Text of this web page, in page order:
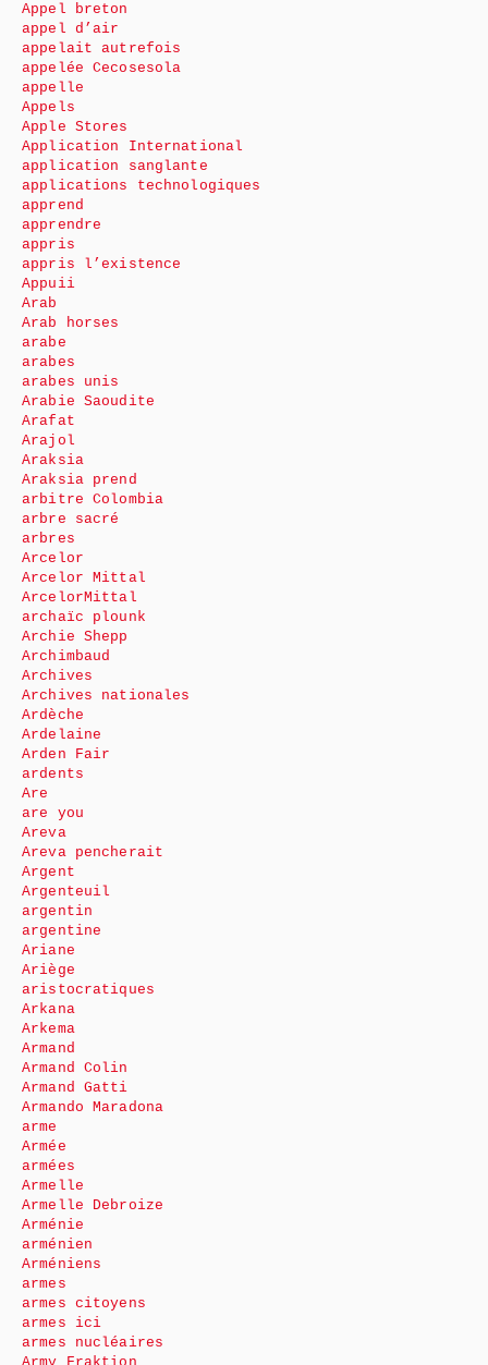
Appel breton
appel d’air
appelait autrefois
appelée Cecosesola
appelle
Appels
Apple Stores
Application International
application sanglante
applications technologiques
apprend
apprendre
appris
appris l’existence
Appuii
Arab
Arab horses
arabe
arabes
arabes unis
Arabie Saoudite
Arafat
Arajol
Araksia
Araksia prend
arbitre Colombia
arbre sacré
arbres
Arcelor
Arcelor Mittal
ArcelorMittal
archaïc plounk
Archie Shepp
Archimbaud
Archives
Archives nationales
Ardèche
Ardelaine
Arden Fair
ardents
Are
are you
Areva
Areva pencherait
Argent
Argenteuil
argentin
argentine
Ariane
Ariège
aristocratiques
Arkana
Arkema
Armand
Armand Colin
Armand Gatti
Armando Maradona
arme
Armée
armées
Armelle
Armelle Debroize
Arménie
arménien
Arméniens
armes
armes citoyens
armes ici
armes nucléaires